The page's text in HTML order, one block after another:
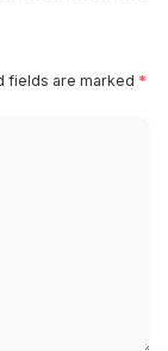
fields are marked *